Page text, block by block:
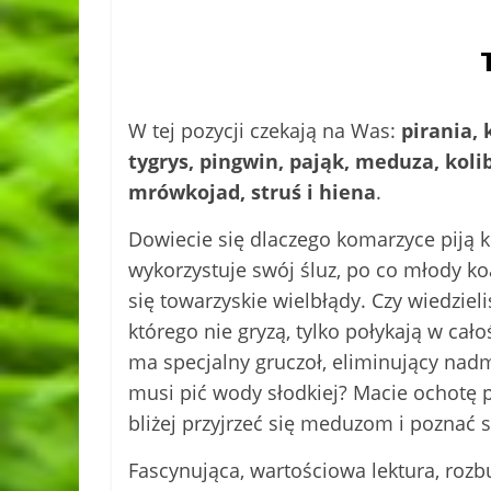
W tej pozycji czekają na Was: pirania,
tygrys, pingwin, pająk, meduza,
mrówkojad, struś i hiena.
Dowiecie się dlaczego komarzyce piją
wykorzystuje swój śluz, po co młody
się towarzyskie wielbłądy. Czy
którego nie gryzą, tylko połykają w
ma specjalny gruczoł, eliminujący
musi pić wody słodkiej? Macie ochotę
bliżej przyjrzeć się meduzom i poznać
Fascynująca, wartościowa lektura,